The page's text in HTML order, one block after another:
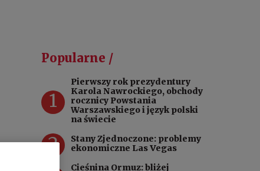
РУССКИЙ
Popularne /
1
Pierwszy rok prezydentury
Karola Nawrockiego, obchody
rocznicy Powstania
Warszawskiego i język polski
na świecie
2
Stany Zjednoczone: problemy
ekonomiczne Las Vegas
Cieśnina Ormuz: bliżej